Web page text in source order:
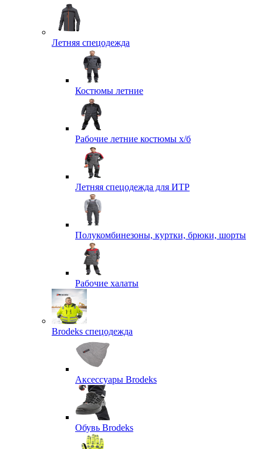
Летняя спецодежда
Костюмы летние
Рабочие летние костюмы х/б
Летняя спецодежда для ИТР
Полукомбинезоны, куртки, брюки, шорты
Рабочие халаты
Brodeks спецодежда
Аксессуары Brodeks
Обувь Brodeks